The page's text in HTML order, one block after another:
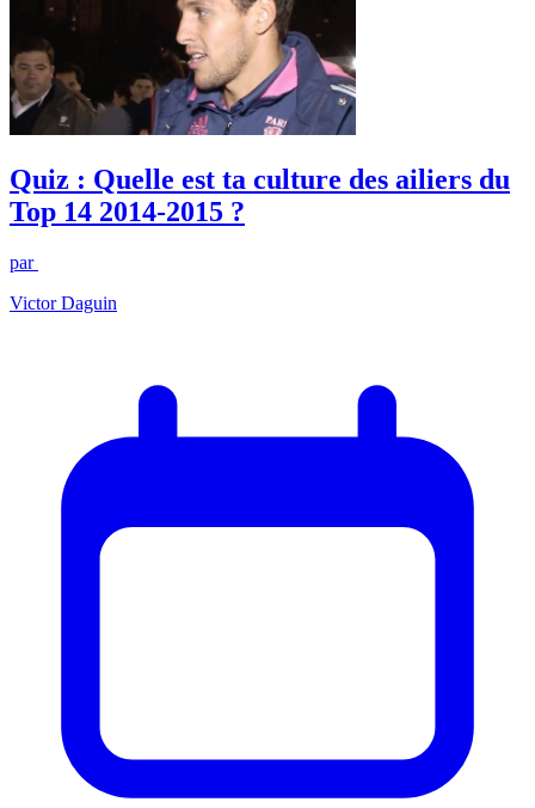
Quiz : Quelle est ta culture des ailiers du
Top 14 2014-2015 ?
par
Victor Daguin